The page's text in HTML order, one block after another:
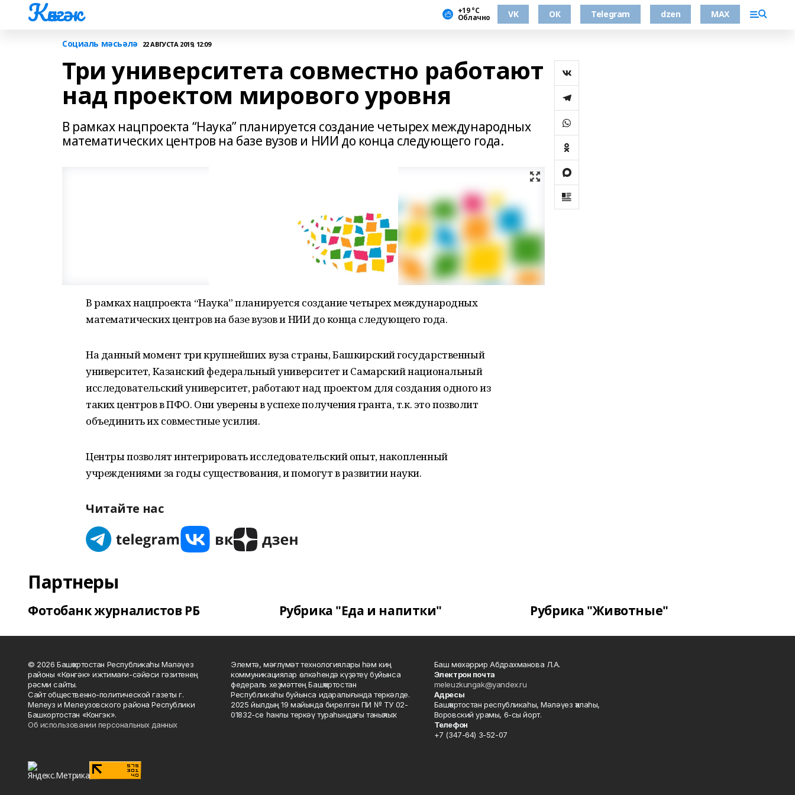
Көнгәк +19 °С
Облачно VK ОК Telegram dzen MAX
Социаль мәсьәлә 22 АВГУСТА 2019, 12:09
Три университета совместно работают
над проектом мирового уровня
В рамках нацпроекта “Наука” планируется создание четырех международных
математических центров на базе вузов и НИИ до конца следующего года.
В рамках нацпроекта “Наука” планируется создание четырех международных
математических центров на базе вузов и НИИ до конца следующего года.
На данный момент три крупнейших вуза страны, Башкирский государственный
университет, Казанский федеральный университет и Самарский национальный
исследовательский университет, работают над проектом для создания одного из
таких центров в ПФО. Они уверены в успехе получения гранта, т.к. это позволит
объединить их совместные усилия.
Центры позволят интегрировать исследовательский опыт, накопленный
учреждениями за годы существования, и помогут в развитии науки.
Читайте нас
Партнеры
Фотобанк журналистов РБ Рубрика "Еда и напитки" Рубрика "Животные"
© 2026 Башҡортостан Республикаһы Мәләүез
районы «Көнгәк» ижтимағи-сәйәси гәзитенең
рәсми сайты.
Сайт общественно-политической газеты г.
Мелеуз и Мелеузовского района Республики
Башкортостан «Конгэк».
Об использовании персональных данных
Элемтә, мәғлүмәт технологиялары һәм киң
коммуникациялар өлкәһендә күҙәтеү буйынса
федераль хеҙмәттең Башҡортостан
Республикаһы буйынса идаралығында теркәлде.
2025 йылдың 19 майында бирелгән ПИ № ТУ 02-
01832-се һанлы теркәү тураһындағы таныҡлыҡ.
Баш мөхәррир Абдрахманова Л.А.
Электрон почта
meleuzkungak@yandex.ru
Адресы
Башҡортостан республикаһы, Мәләүез ҡалаһы,
Воровский урамы, 6-сы йорт.
Телефон
+7 (347-64) 3-52-07